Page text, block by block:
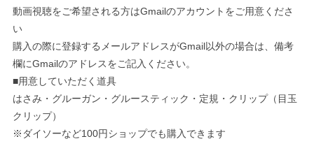
動画視聴をご希望される方はGmailのアカウントをご用意くださ
い
購入の際に登録するメールアドレスがGmail以外の場合は、備考
欄にGmailのアドレスをご記入ください。
■用意していただく道具
はさみ・グルーガン・グルースティック・定規・クリップ（目玉
クリップ）
※ダイソーなど100円ショップでも購入できます